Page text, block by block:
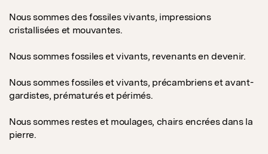
Nous sommes des fossiles vivants, impressions
cristallisées et mouvantes.
Nous sommes fossiles et vivants, revenants en devenir.
Nous sommes fossiles et vivants, précambriens et avant-
gardistes, prématurés et périmés.
Nous sommes restes et moulages, chairs encrées dans la
pierre.